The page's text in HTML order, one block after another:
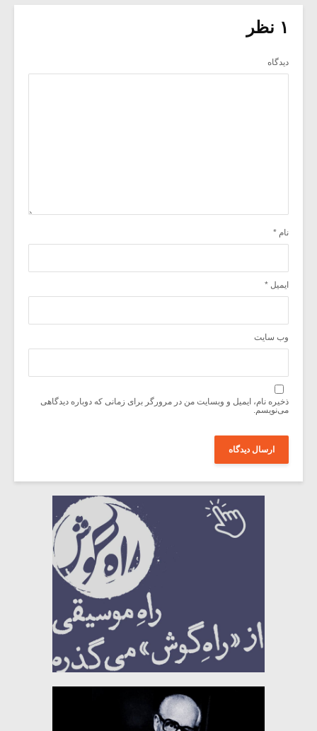
۱ نظر
دیدگاه
نام *
ایمیل *
وب‌ سایت
ذخیره نام، ایمیل و وبسایت من در مرورگر برای زمانی که دوباره دیدگاهی
می‌نویسم.